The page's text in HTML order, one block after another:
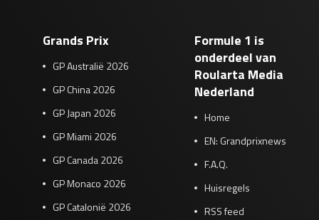
Grands Prix
GP Australië 2026
GP China 2026
GP Japan 2026
GP Miami 2026
GP Canada 2026
GP Monaco 2026
GP Catalonië 2026
Formule 1 is
onderdeel van
Roularta Media
Nederland
Home
EN: Grandprixnews
F.A.Q.
Huisregels
RSS feed